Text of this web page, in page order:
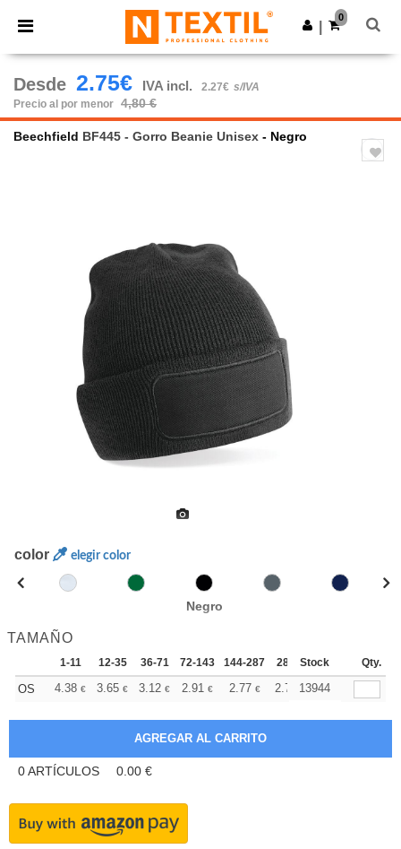
× App de Ntextil
¡Mejores precios en app!
Descargar app
0
Desde 2.75€ IVA incl. 2.27€ s/IVA
Precio al por menor 4,80 €
Beechfield BF445 - Gorro Beanie Unisex - Negro
color elegir color
Negro
TAMAÑO
1-11 12-35 36-71 72-143 144-287 288 + Más
Stock Qty.
OS 4.38 € 3.65 € 3.12 € 2.91 € 2.77 € 2.75 € +
13944
0ARTÍCULOS 0.00 €